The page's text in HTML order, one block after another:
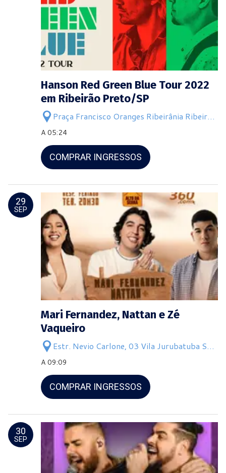
Hanson Red Green Blue Tour 2022
em Ribeirão Preto/SP
Praça Francisco Oranges Ribeirânia Ribeirão
Preto
A 05:24
COMPRAR INGRESSOS
29
SEP
Mari Fernandez, Nattan e Zé
Vaqueiro
Estr. Nevio Carlone, 03 Vila Jurubatuba São
Bernardo do Campo
A 09:09
COMPRAR INGRESSOS
30
SEP